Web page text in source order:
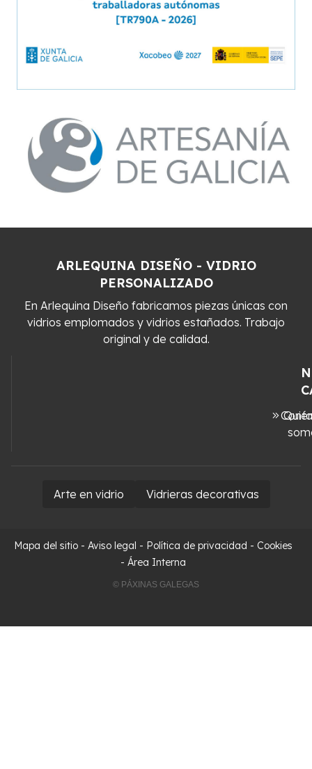
ARLEQUINA DISEÑO - VIDRIO
PERSONALIZADO
En Arlequina Diseño fabricamos piezas únicas con
vidrios emplomados y vidrios estañados. Trabajo
original y de calidad.
Arte en vidrio Vidrieras decorativas
Mapa del sitio - Aviso legal - Política de privacidad - Cookies
- Área Interna
© PÁXINAS GALEGAS